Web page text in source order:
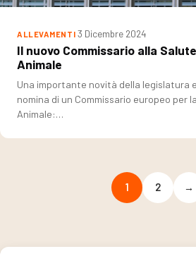
ALLEVAMENTI 3 Dicembre 2024
Il nuovo Commissario alla
Animale
Una importante novità della legislatura
nomina di un Commissario europeo per
Animale:…
1 2 →